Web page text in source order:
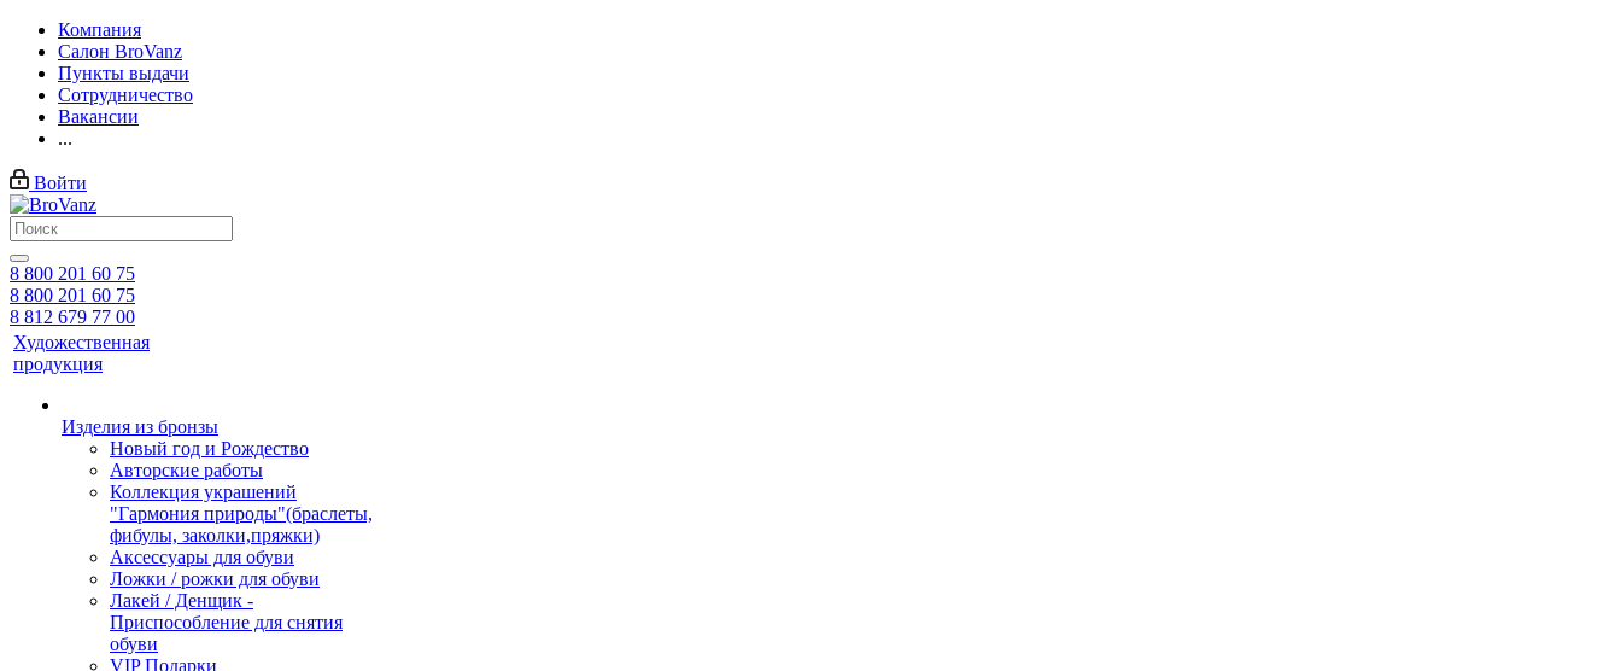
Компания
Салон BroVanz
Пункты выдачи
Сотрудничество
Вакансии
...
Войти
8 800 201 60 75
8 800 201 60 75
8 812 679 77 00
Художественная
продукция
Изделия из бронзы
Новый год и Рождество
Авторские работы
Коллекция украшений
"Гармония природы"(браслеты,
фибулы, заколки,пряжки)
Аксессуары для обуви
Ложки / рожки для обуви
Лакей / Денщик -
Приспособление для снятия
обуви
VIP Подарки